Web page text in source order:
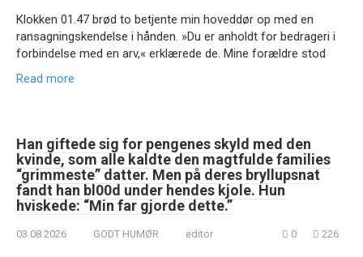
Klokken 01.47 brød to betjente min hoveddør op med en
ransagningskendelse i hånden. »Du er anholdt for bedrageri i
forbindelse med en arv,« erklærede de. Mine forældre stod
Read more
Han giftede sig for pengenes skyld med den
kvinde, som alle kaldte den magtfulde families
“grimmeste” datter. Men på deres bryllupsnat
fandt han bl00d under hendes kjole. Hun
hviskede: “Min far gjorde dette.”
03.08.2026 GODT HUMØR editor 0 226